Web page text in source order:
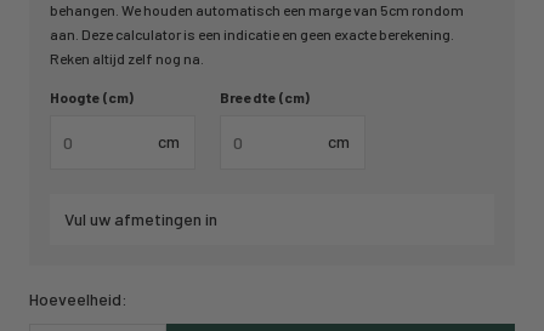
behangen. We houden automatisch een marge van 5cm rondom
aan. Deze calculator is een indicatie en geen exacte berekening.
Reken altijd zelf nog na.
Hoogte (cm)
cm
Breedte (cm)
cm
Vul uw afmetingen in
Hoeveelheid: